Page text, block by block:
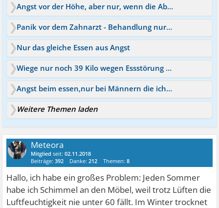
Angst vor der Höhe, aber nur, wenn die Absperrung fehlt
Panik vor dem Zahnarzt - Behandlung nur unter Vollnarkose
Nur das gleiche Essen aus Angst
Wiege nur noch 39 Kilo wegen Essstörung und Angst
Angst beim essen,nur bei Männern die ich toll finde
Weitere Themen laden
Meteora
Mitglied seit:02.11.2018
Beiträge:392 Danke:212 Themen:8
Hallo, ich habe ein großes Problem: Jeden Sommer
habe ich Schimmel an den Möbel, weil trotz Lüften die
Luftfeuchtigkeit nie unter 60 fällt. Im Winter trocknet